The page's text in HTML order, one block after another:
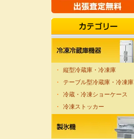
・
縦型冷蔵庫・冷凍庫
・
テーブル型冷蔵庫・冷凍庫
・
冷蔵・冷凍ショーケース
・
冷凍ストッカー